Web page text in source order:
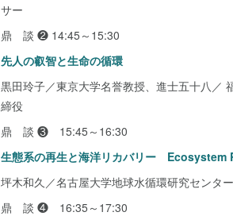
サー
鼎 談 ❷ 14:45～15:30
先人の叡智と生命の循環
黒田玲子／東京大学名誉教授、進士五十八／
締役
鼎 談 ❸ 15:45～16:30
生態系の再生と海洋リカバリー
坪木和久／名古屋大学地球水循環研究センタ
鼎 談 ❹ 16:35～17:30